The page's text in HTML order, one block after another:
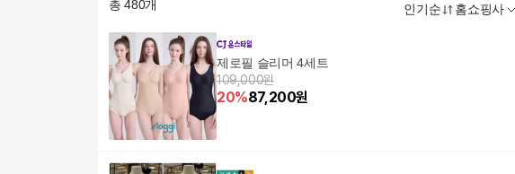
총480개 인기순 홈쇼핑사
제로필 슬리머 4세트
109,000원
20%87,200원